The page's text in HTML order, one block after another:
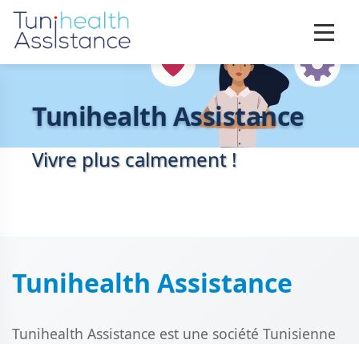
Tunihealth Assistance
Vivre plus calmement !
Tunihealth Assistance
Tunihealth Assistance est une société Tunisienne